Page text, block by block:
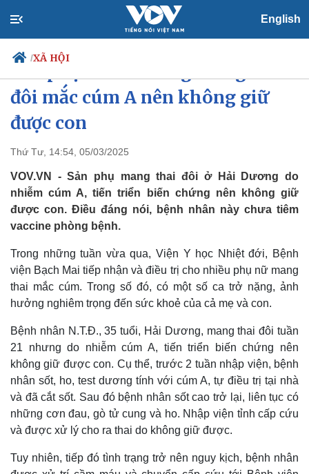
English
/XÃ HỘI
Chính trị
Đảng
Quốc hội
Nhận diện sự thật
Giáo dục
Dấu ấn VOV
Việc làm
đôi mắc cúm A nên không giữ
được con
Thứ Tư, 14:54, 05/03/2025
VOV.VN - Sản phụ mang thai đôi ở Hải Dương do
nhiễm cúm A, tiến triển biến chứng nên không giữ
được con. Điều đáng nói, bệnh nhân này chưa tiêm
vaccine phòng bệnh.
Trong những tuần vừa qua, Viện Y học Nhiệt đới, Bệnh
viện Bạch Mai tiếp nhận và điều trị cho nhiều phụ nữ mang
thai mắc cúm. Trong số đó, có một số ca trở nặng, ảnh
hưởng nghiêm trọng đến sức khoẻ của cả mẹ và con.
Bệnh nhân N.T.Đ., 35 tuổi, Hải Dương, mang thai đôi tuần
21 nhưng do nhiễm cúm A, tiến triển biến chứng nên
không giữ được con. Cụ thể, trước 2 tuần nhập viện, bệnh
nhân sốt, ho, test dương tính với cúm A, tự điều trị tại nhà
và đã cắt sốt. Sau đó bệnh nhân sốt cao trở lại, liên tục có
những cơn đau, gò tử cung và ho. Nhập viện tỉnh cấp cứu
và được xử lý cho ra thai do không giữ được.
Tuy nhiên, tiếp đó tình trạng trở nên nguy kịch, bệnh nhân